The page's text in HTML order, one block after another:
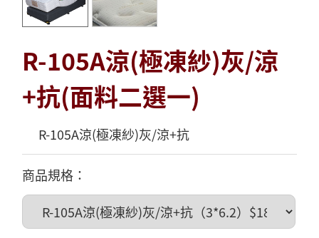
R-105A涼(極凍紗)灰/涼
+抗(面料二選一)
R-105A涼(極凍紗)灰/涼+抗
商品規格：